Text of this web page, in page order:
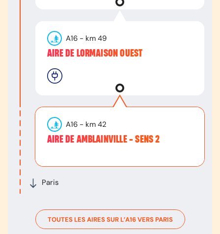
Paris
A16 - km 49
AIRE DE LORMAISON OUEST
A16 - km 42
AIRE DE AMBLAINVILLE - SENS 2
TOUTES LES AIRES SUR L’A16VERS PARIS